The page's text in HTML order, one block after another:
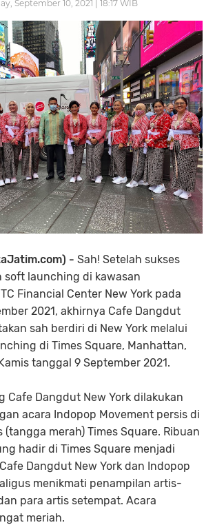
September 10, 2021 | 18:17 WIB
- Sah! Setelah sukses
soft launching di kawasan
Financial Center New York pada
2021, akhirnya Cafe Dangdut
sah berdiri di New York melalui
di Times Square, Manhattan,
tanggal 9 September 2021.
Cafe Dangdut New York dilakukan
acara Indopop Movement persis di
merah) Times Square. Ribuan
hadir di Times Square menjadi
Dangdut New York dan Indopop
menikmati penampilan artis-
para artis setempat. Acara
meriah.